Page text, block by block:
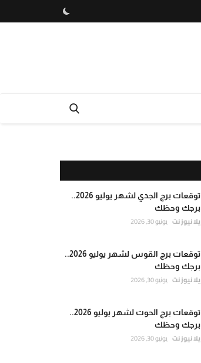
توقعات برج الجدي لشهر يوليو 2026..
برجك وحظك
يلا نيوز نت يونيو 30, 2026
توقعات برج القوس لشهر يوليو 2026..
برجك وحظك
يلا نيوز نت يونيو 30, 2026
توقعات برج الحوت لشهر يوليو 2026..
برجك وحظك
يلا نيوز نت يونيو 30, 2026